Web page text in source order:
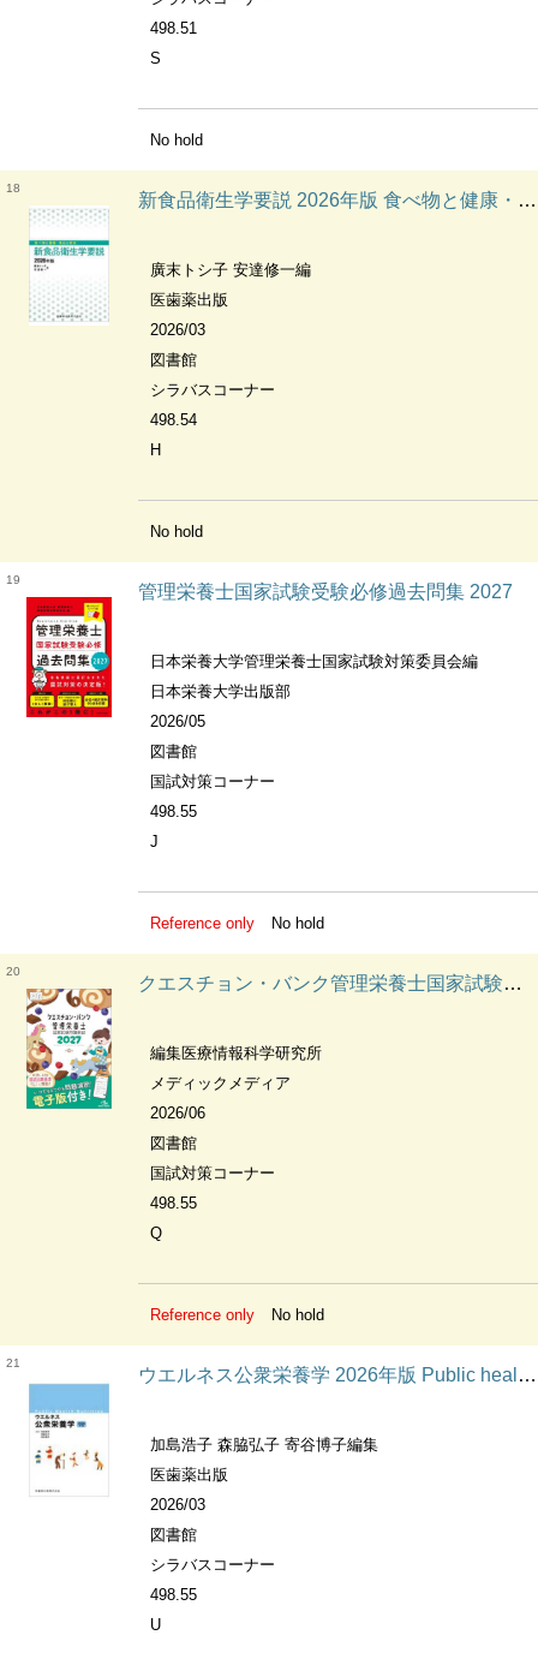
498.51
S
No hold
18
新食品衛生学要説 2026年版 食べ物と健康・食品と衛生
廣末トシ子 安達修一編
医歯薬出版
2026/03
図書館
シラバスコーナー
498.54
H
No hold
19
管理栄養士国家試験受験必修過去問集 2027
日本栄養大学管理栄養士国家試験対策委員会編
日本栄養大学出版部
2026/05
図書館
国試対策コーナー
498.55
J
Reference only No hold
20
クエスチョン・バンク管理栄養士国家試験問題解説 2027
編集医療情報科学研究所
メディックメディア
2026/06
図書館
国試対策コーナー
498.55
Q
Reference only No hold
21
ウエルネス公衆栄養学 2026年版 Public health nutrition
加島浩子 森脇弘子 寄谷博子編集
医歯薬出版
2026/03
図書館
シラバスコーナー
498.55
U